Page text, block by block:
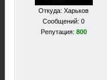
Откуда: Харьков
Сообщений: 0
Репутация: 800